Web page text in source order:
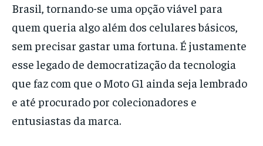
Brasil, tornando-se uma opção viável para
quem queria algo além dos celulares básicos,
sem precisar gastar uma fortuna. É justamente
esse legado de democratização da tecnologia
que faz com que o Moto G1 ainda seja lembrado
e até procurado por colecionadores e
entusiastas da marca.